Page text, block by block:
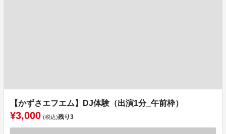
【かずさエフエム】DJ体験（出演1分_午前枠）
¥3,000 (税込)残り3